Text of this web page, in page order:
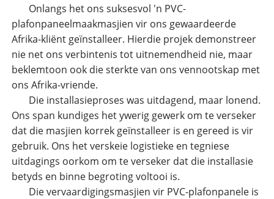
Onlangs het ons suksesvol 'n PVC-
plafonpaneelmaakmasjien vir ons gewaardeerde
Afrika-kliënt geïnstalleer. Hierdie projek demonstreer
nie net ons verbintenis tot uitnemendheid nie, maar
beklemtoon ook die sterkte van ons vennootskap met
ons Afrika-vriende.
Die installasieproses was uitdagend, maar lonend.
Ons span kundiges het ywerig gewerk om te verseker
dat die masjien korrek geïnstalleer is en gereed is vir
gebruik. Ons het verskeie logistieke en tegniese
uitdagings oorkom om te verseker dat die installasie
betyds en binne begroting voltooi is.
Die vervaardigingsmasjien vir PVC-plafonpanele is